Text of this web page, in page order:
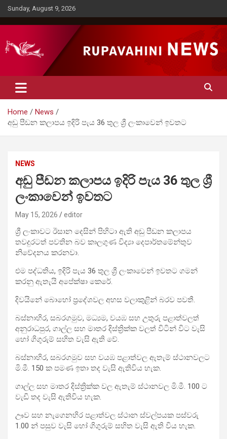
Skip
to
content
Sunday, August 9, 2026
Rupavahini News
Home
News
අඩු පීඩන කලාපය ඉදිරි පැය 36 තුල ශ්‍රී ලංකාවෙන් ඉවතට
NEWS
අඩු පීඩන කලාපය ඉදිරි පැය 36 තුල ශ්‍රී
ලංකාවෙන් ඉවතට
May 15, 2026 editor
ශ්‍රී ලංකාවට ඊසාන දෙසින් පිහිටා ඇති අඩු පීඩන කලාපය
තවදුරටත් පවතින බව කාලගුණ විද්‍යා දෙපාර්තමේන්තුව
නිවේදනය කරනවා.
එම පද්ධතිය, ඉදිරි පැය 36 තුල ශ්‍රී ලංකාවෙන් ඉවතට ගමන්
කරනු ඇතැයි අපේක්ෂා කෙරේ.
දිවයිනේ ‍බොහෝ ප්‍රදේශවල අහස වලාකුළින් බරව පවතී.
බස්නාහිර, සබරගමුව, මධ්‍යම, වයඹ සහ උතුරු පළාත්වලත්
අනුරාධපුර, ගාල්ල සහ මාතර දිස්ත්‍රික්ක වලත් විටින් විට වැසි
හෝ ගිගුරුම් සහිත වැසි ඇති වේ.
බස්නාහිර, සබරගමුව සහ වයඹ පළාත්වල ඇතැම් ස්ථානවලට
මි.මී. 150 ක පමණ ඉතා තද වැසි ඇතිවිය හැක.
ගාල්ල සහ මාතර දිස්ත්‍රික්ක වල ඇතැම් ස්ථානවල මි.මී. 100 ට
වැඩි තද වැසි ඇතිවිය හැක.
ඌව සහ නැගෙනහිර පළාත්වල ස්ථාන ස්වල්පයක පස්වරු
1.00 න් පසුව වැසි හෝ ගිගුරුම් සහිත වැසි ඇති විය හැක.